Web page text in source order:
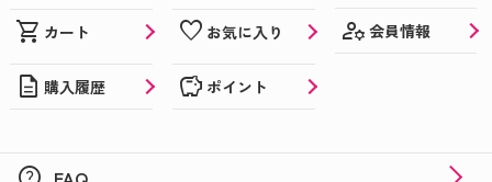
shopping_cart カート favorite お気に入り manage_accounts 会員情報
description 購入履歴 savings ポイント